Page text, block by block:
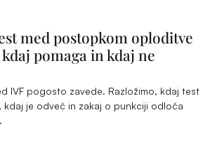
pomočjo (OBMP) vključuje več
zanositvi, če par dlje časa ne more
je znotrajtelesna ali zunajtelesna
bom opisala znotrajtelesno
(intrauterino inseminacijo).